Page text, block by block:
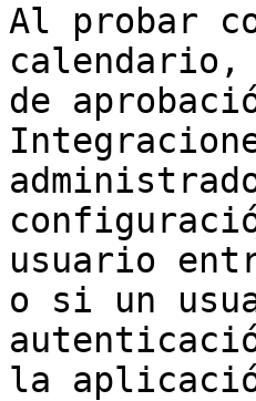
Al probar
calendario,
de
usuario
o si un
la